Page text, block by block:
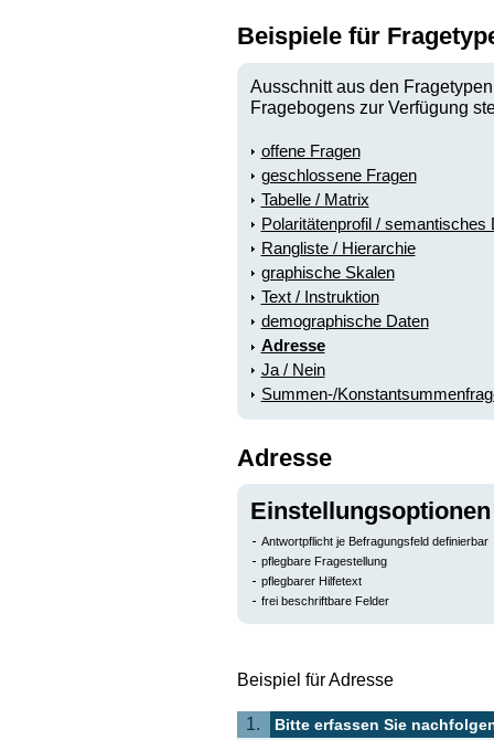
Beispiele für
Ausschnitt aus den
Fragebogens zur Verfügung
offene Fragen
geschlossene Fragen
Tabelle / Matrix
Polaritätenprofil / semantisches
Rangliste / Hierarchie
graphische Skalen
Text / Instruktion
demographische Daten
Adresse
Ja / Nein
Summen-/
Adresse
Antwortpflicht je Befragungsfeld definierbar
pflegbare Fragestellung
pflegbarer Hilfetext
frei beschriftbare Felder
Beispiel für Adresse
1. Bitte erfassen Sie